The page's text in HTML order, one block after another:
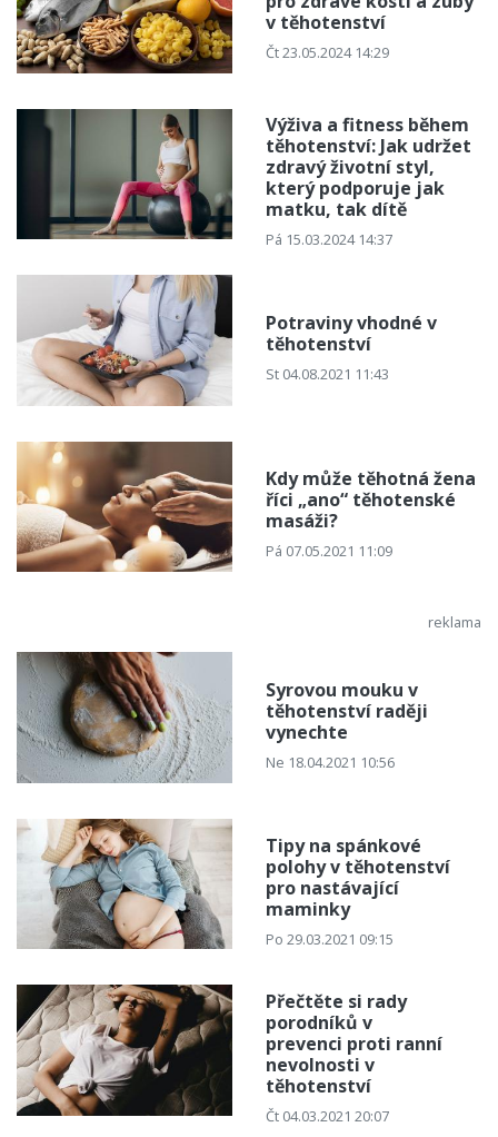
v těhotenství
Čt 23.05.2024 14:29
Výživa a fitness během
těhotenství: Jak udržet
zdravý životní styl,
který podporuje jak
matku, tak dítě
Pá 15.03.2024 14:37
Potraviny vhodné v
těhotenství
St 04.08.2021 11:43
Kdy může těhotná žena
říci „ano“ těhotenské
masáži?
Pá 07.05.2021 11:09
Syrovou mouku v
těhotenství raději
vynechte
Ne 18.04.2021 10:56
Tipy na spánkové
polohy v těhotenství
pro nastávající
maminky
Po 29.03.2021 09:15
Přečtěte si rady
porodníků v
prevenci proti ranní
nevolnosti v
těhotenství
Čt 04.03.2021 20:07